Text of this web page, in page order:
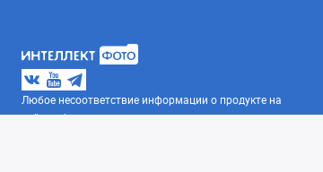
Любое несоответствие информации о продукте на
сайте с фактом - лишь досадное недоразумение,